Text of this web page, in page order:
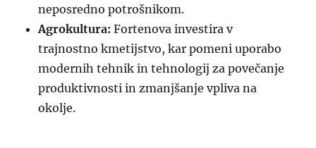
neposredno potrošnikom.
Agrokultura: Fortenova investira v
trajnostno kmetijstvo, kar pomeni uporabo
modernih tehnik in tehnologij za povečanje
produktivnosti in zmanjšanje vpliva na
okolje.